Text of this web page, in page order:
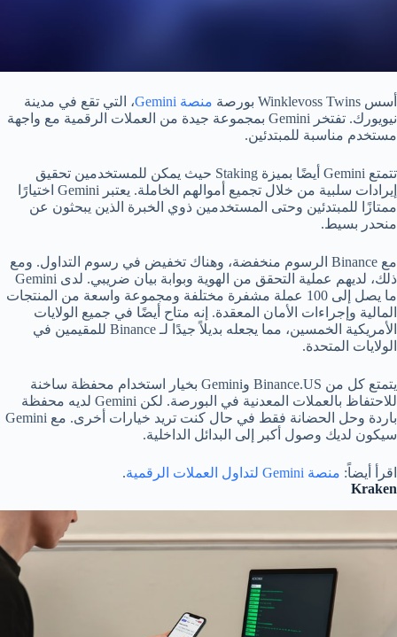
أسس Winklevoss Twins بورصة منصة Gemini
، التي تقع في مدينة
نيويورك. تفتخر Gemini بمجموعة جيدة من العملات الرقمية مع واجهة
مستخدم مناسبة للمبتدئين.
تتمتع Gemini أيضًا بميزة Staking حيث يمكن للمستخدمين تحقيق
إيرادات سلبية من خلال تجميع أموالهم الخاملة. يعتبر Gemini اختيارًا
ممتازًا للمبتدئين وحتى المستخدمين ذوي الخبرة الذين يبحثون عن
منحدر بسيط.
مع Binance الرسوم منخفضة، وهناك تخفيض في رسوم التداول. ومع
ذلك، لديهم عملية التحقق من الهوية وبوابة بيان ضريبي. لدى Gemini
ما يصل إلى 100 عملة مشفرة مختلفة ومجموعة واسعة من المنتجات
المالية وإجراءات الأمان المعقدة. إنه متاح أيضًا في جميع الولايات
الأمريكية الخمسين، مما يجعله بديلاً جيدًا لـ Binance للمقيمين في
الولايات المتحدة.
يتمتع كل من Binance.US وGemini بخيار استخدام محفظة ساخنة
للاحتفاظ بالعملات المعدنية في البورصة. لكن Gemini لديه محفظة
باردة وحل الحضانة فقط في حال كنت تريد خيارات أخرى. مع Gemini
سيكون لديك وصول أكبر إلى البدائل الداخلية.
اقرأ أيضاً: منصة Gemini لتداول العملات الرقمية
.
Kraken